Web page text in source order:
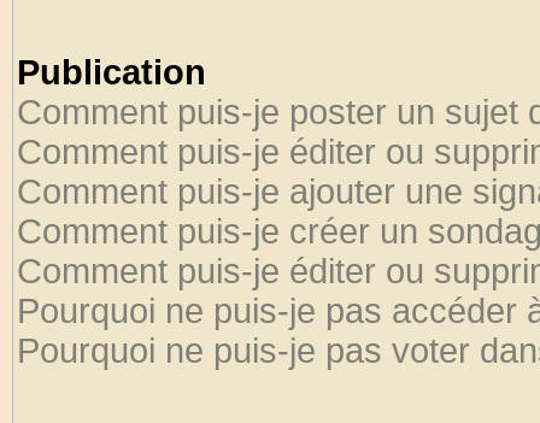
Publication
Comment puis-je poster un sujet
Comment puis-je éditer ou
Comment puis-je ajouter une
Comment puis-je créer un
Comment puis-je éditer ou
Pourquoi ne puis-je pas accéder
Pourquoi ne puis-je pas voter